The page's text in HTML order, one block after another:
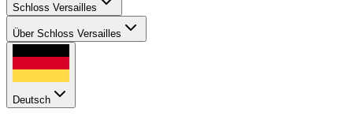
Schloss Versailles
Über Schloss Versailles
Deutsch